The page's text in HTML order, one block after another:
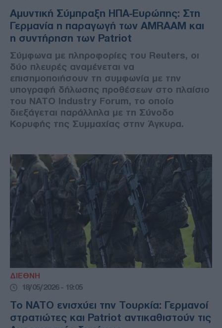
Αμυντική Σύμπραξη ΗΠΑ-Ευρώπης: Στη
Γερμανία η παραγωγή των AMRAAM και
η συντήρηση των Patriot
Σύμφωνα με πληροφορίες του Reuters, οι
δύο πλευρές αναμένεται να
επισημοποιήσουν τη συμφωνία με την
υπογραφή δήλωσης προθέσεων στο πλαίσιο
του ΝΑΤΟ Industry Forum, το οποίο
διεξάγεται παράλληλα με τη Σύνοδο
Κορυφής της Συμμαχίας στην Άγκυρα.
ΔΙΕΘΝΗ
18/05/2026 - 19:05
Το ΝΑΤΟ ενισχύει την Τουρκία: Γερμανοί
στρατιώτες και Patriot αντικαθιστούν τις